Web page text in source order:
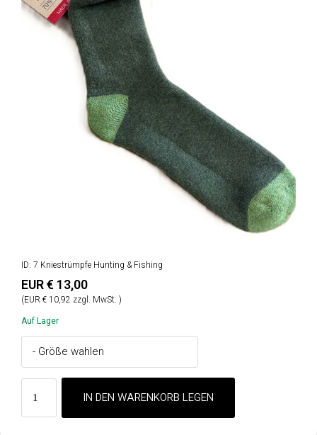
ID: 7 Kniestrümpfe Hunting & Fishing
EUR € 13,00
(EUR € 10,92 zzgl. MwSt. )
Auf Lager